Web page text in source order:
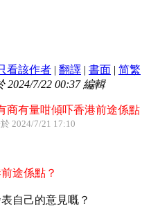
看該作者 | 翻譯 | 書面 | 简繁
2024/7/22 00:37 編輯
商有量咁傾吓香港前途係點
2024/7/21 17:10
途係點？
自己的意見嘅？